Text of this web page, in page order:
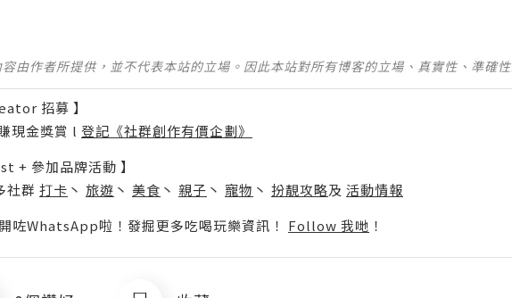
由作者所提供，並不代表本站的立場。因此本站對所有博客的立場、真實性、準確
招募 】
現金獎賞 l 登記《社群創作有價企劃》
+ 參加品牌活動 】
社群 打卡 丶 旅遊 丶 美食 丶 親子 丶 寵物 丶 扮靚攻略及 活動情報
咗WhatsApp啦！發掘更多吃喝玩樂資訊！ Follow 我哋 ！